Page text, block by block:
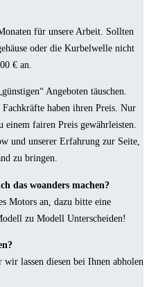
für unsere Arbeit. Sollten
oder die Kurbelwelle nicht
€ an.
Angeboten täuschen.
haben ihren Preis. Nur
einem fairen Preis gewährleisten.
und unserer Erfahrung zur Seite,
zu bringen.
das woanders machen?
Motors an, dazu bitte eine
zu Modell Unterscheiden!
lassen diesen bei Ihnen abholen